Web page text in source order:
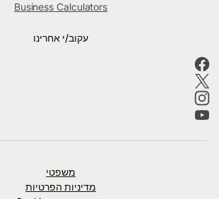
Business Calculators
עקוב/י אחרינו
משפטי
מדיניות הפרטיות